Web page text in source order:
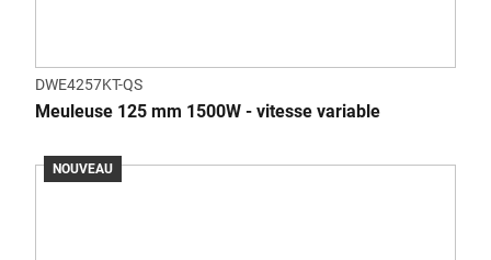
DWE4257KT-QS
Meuleuse 125 mm 1500W - vitesse variable
NOUVEAU